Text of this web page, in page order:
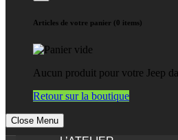
Articles de votre panier (0 items)
Aucun produit pour votre Jeep
Retour sur la boutique
Close Menu